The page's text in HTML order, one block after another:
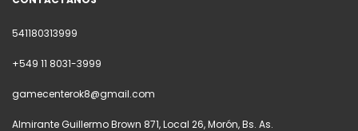
541180313999
+549 11 8031-3999
gamecenterok8@gmail.com
Almirante Guillermo Brown 871, Local 26, Morón, Bs. As.